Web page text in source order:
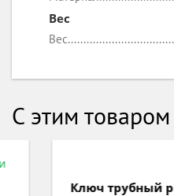
Вес
Вес
С этим
Ключ трубный